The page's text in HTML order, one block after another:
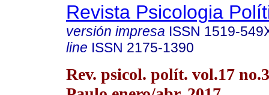
Revista Psicologia
versión impresa ISSN 1519-
line ISSN 2175-1390
Rev. psicol. polít. vol.17